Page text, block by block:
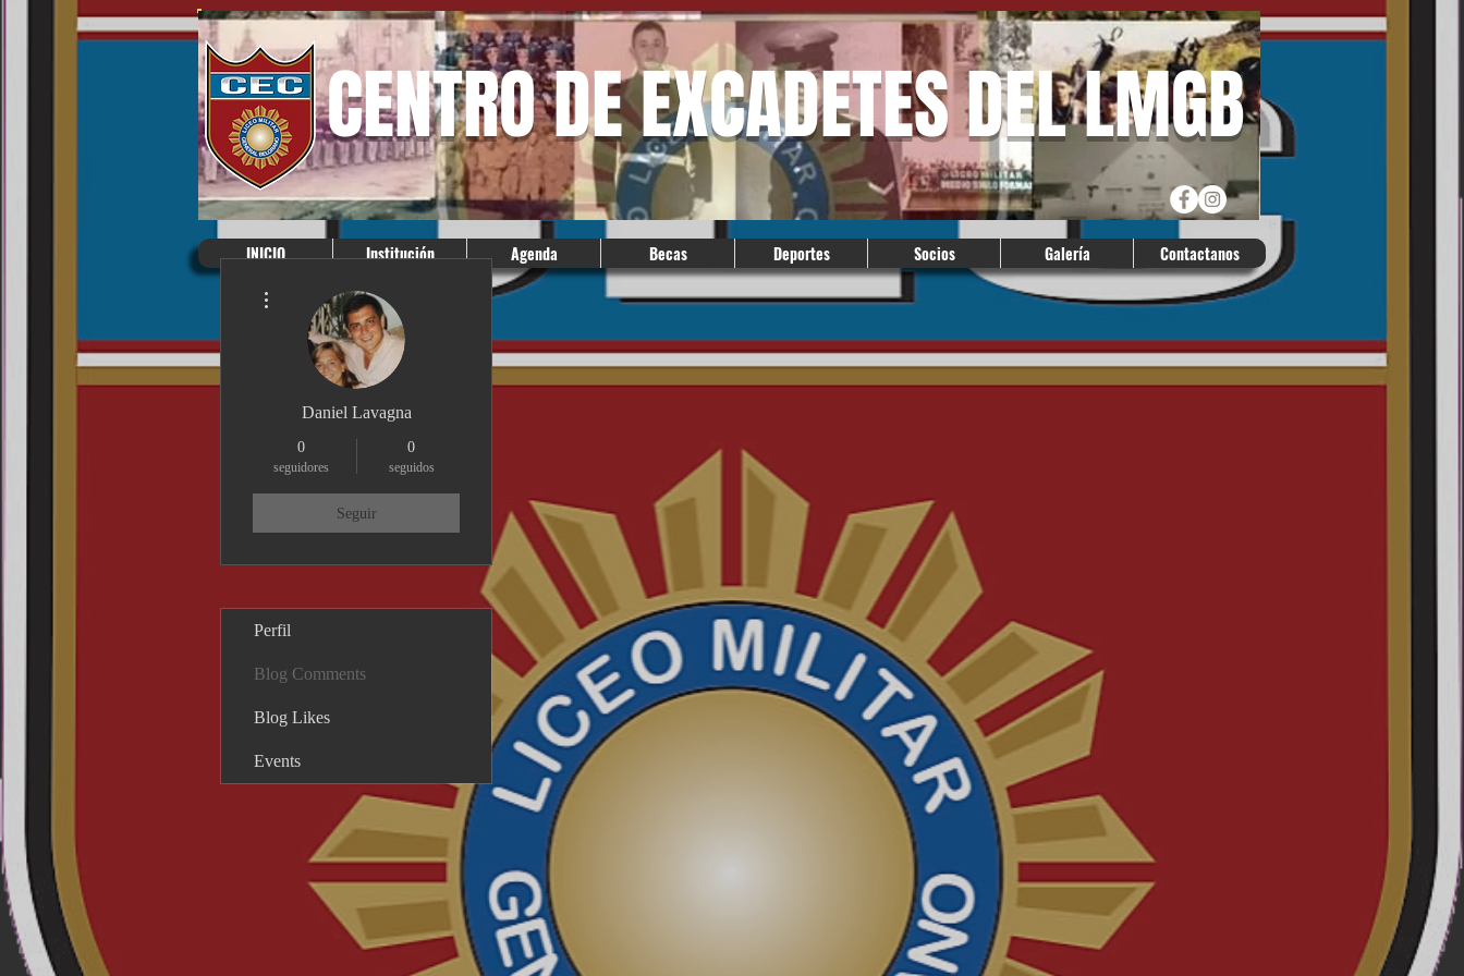
CENTRO DE EXCADETES DEL LMGB
INICIO Institución Agenda Becas Deportes Socios Galería Contactanos
Daniel Lavagna
0
seguidores
0
seguidos
Seguir
Perfil
Blog Comments
Blog Likes
Events